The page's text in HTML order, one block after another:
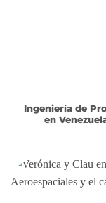
Ingeniería de
en